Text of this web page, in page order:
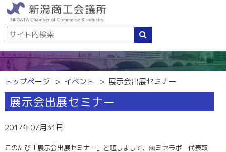
トップページ イベント 展示会出展セミナー
展示会出展セミナー
2017年07月31日
このたび「展示会出展セミナー」と題しまして、㈱ミセラボ 代表取